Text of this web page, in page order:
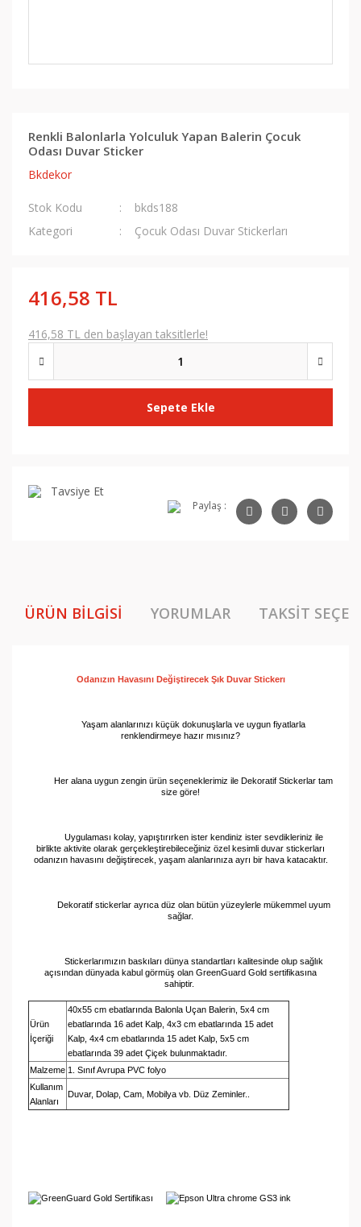
Renkli Balonlarla Yolculuk Yapan Balerin Çocuk
Odası Duvar Sticker
Bkdekor
Stok Kodu
bkds188
Kategori
Çocuk Odası Duvar Stickerları
416,58 TL
416,58 TL den başlayan taksitlerle!
Sepete Ekle
Tavsiye Et
Paylaş :
ÜRÜN BILGISI YORUMLAR TAKSIT
Odanızın Havasını Değiştirecek Şık Duvar Stickerı
Yaşam alanlarınızı küçük dokunuşlarla ve uygun fiyatlarla
renklendirmeye hazır mısınız?
Her alana uygun zengin ürün seçeneklerimiz ile Dekoratif Stickerlar tam
size göre!
Uygulaması kolay, yapıştırırken ister kendiniz ister sevdikleriniz ile
birlikte aktivite olarak gerçekleştirebileceğiniz özel kesimli duvar stickerları
odanızın havasını değiştirecek, yaşam alanlarınıza ayrı bir hava katacaktır.
Dekoratif stickerlar ayrıca düz olan bütün yüzeylerle mükemmel uyum
sağlar.
Stickerlarımızın baskıları dünya standartları kalitesinde olup sağlık
açısından dünyada kabul görmüş olan GreenGuard Gold sertifikasına
sahiptir.
Ürün
İçeriği
40x55 cm ebatlarında Balonla Uçan Balerin, 5x4 cm
ebatlarında 16 adet Kalp, 4x3 cm ebatlarında 15 adet
Kalp, 4x4 cm ebatlarında 15 adet Kalp, 5x5 cm
ebatlarında 39 adet Çiçek bulunmaktadır.
Malzeme 1. Sınıf Avrupa PVC folyo
Kullanım
Alanları
Duvar, Dolap, Cam, Mobilya vb. Düz Zeminler..